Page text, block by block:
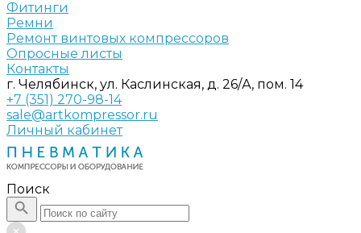
Фитинги
Ремни
Ремонт винтовых компрессоров
Опросные листы
Контакты
г. Челябинск, ул. Каслинская, д. 26/А, пом. 14
+7 (351) 270-98-14
sale@artkompressor.ru
Личный кабинет
Поиск